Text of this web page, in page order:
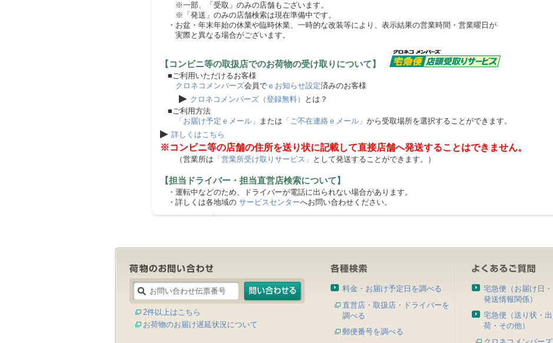
※一部、「受取」のみの店舗もございます。
※「発送」のみの店舗検索は現在準備中です。
・お盆・年末年始の休業や臨時休業、一時的な改装等により、表示結果の営業時間・営業曜日が
実際と異なる場合がございます。
【コンビニ等の取扱店でのお荷物の受け取りについて】
■ご利用いただけるお客様
クロネコメンバーズ会員で ｅお知らせ設定済みのお客様
▶ クロネコメンバーズ（登録無料）
とは？
■ご利用方法
「お届け予定ｅメール」 または 「ご不在連絡ｅメール」 から受取場所を選択することができます。
▶ 詳しくはこちら
※コンビニ等の店舗の住所を送り状に記載して直接店舗へ発送することはできません。
（営業所は 「営業所受け取りサービス」 として発送することができます。）
【担当ドライバー・担当直営店検索について】
・運転中などのため、ドライバーが電話に出られない場合があります。
・詳しくは各地域の サービスセンターへお問い合わせください。
2件以上はこちら
お荷物のお届け遅延状況について
料金・お届け予定日を調べる
直営店・取扱店・ドライバーを
調べる
郵便番号を調べる
宅急便（お届け日・
発送情報関係）
宅急便（送り状・出
荷・その他）